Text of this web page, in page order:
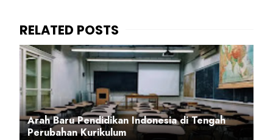
Arah Baru Pendidikan Indonesia di Tengah
Perubahan Kurikulum